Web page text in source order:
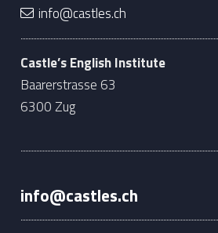
info@castles.ch
Castle’s English Institute
Baarerstrasse 63
6300 Zug
info@castles.ch